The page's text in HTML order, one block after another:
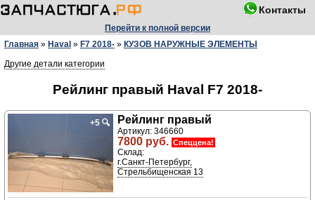
Контакты
Перейти к полной версии
Главная » Haval » F7 2018- » КУЗОВ НАРУЖНЫЕ ЭЛЕМЕНТЫ
Другие детали категории
Рейлинг правый Haval F7 2018-
+5 🔍 Рейлинг правый
Артикул: 346660
7800 руб. Спеццена!
Склад:
г.Санкт-Петербург,
Стрельбищенская 13